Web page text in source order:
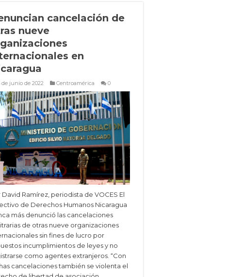
cancelación de
nueve
en
de junio de 2022 Centroamérica 0
David Ramírez, periodista de VOCES El
de Derechos Humanos Nicaragua
más denunció las cancelaciones
de otras nueve organizaciones
sin fines de lucro por
incumplimientos de leyes y no
como agentes extranjeros. “Con
cancelaciones también se violenta el